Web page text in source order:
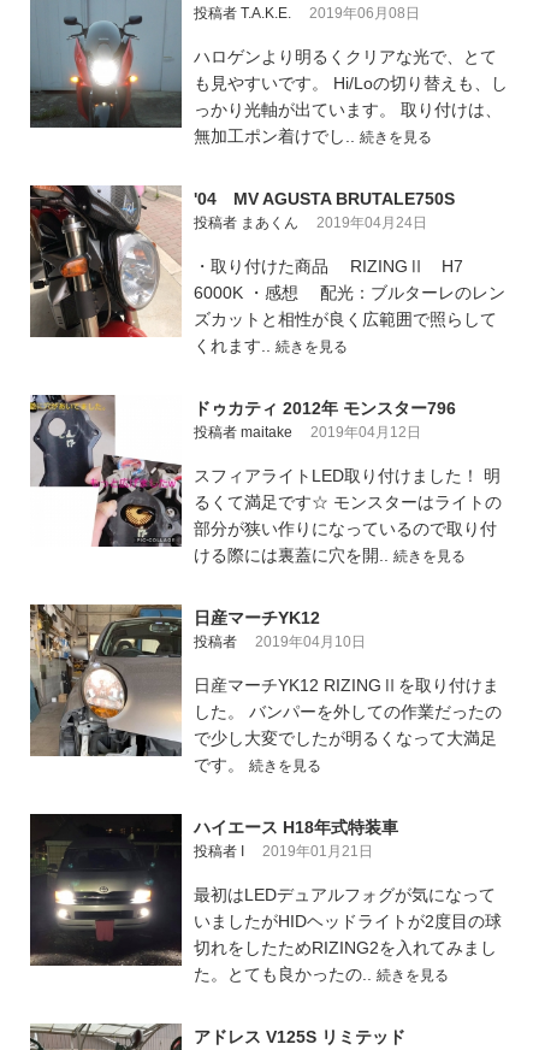
投稿者 T.A.K.E. 2019年06月08日
ハロゲンより明るくクリアな光で、とて
も見やすいです。 Hi/Loの切り替えも、し
っかり光軸が出ています。 取り付けは、
無加工ポン着けでし.. 続きを見る
'04 MV AGUSTA BRUTALE750S
投稿者 まあくん 2019年04月24日
・取り付けた商品 RIZINGⅡ H7
6000K ・感想 配光：ブルターレのレン
ズカットと相性が良く広範囲で照らして
くれます.. 続きを見る
ドゥカティ 2012年 モンスター796
投稿者 maitake 2019年04月12日
スフィアライトLED取り付けました！ 明
るくて満足です☆ モンスターはライトの
部分が狭い作りになっているので取り付
ける際には裏蓋に穴を開.. 続きを見る
日産マーチYK12
投稿者 2019年04月10日
日産マーチYK12 RIZINGⅡを取り付けま
した。 バンパーを外しての作業だったの
で少し大変でしたが明るくなって大満足
です。 続きを見る
ハイエース H18年式特装車
投稿者 I 2019年01月21日
最初はLEDデュアルフォグが気になって
いましたがHIDヘッドライトが2度目の球
切れをしたためRIZING2を入れてみまし
た。とても良かったの.. 続きを見る
アドレス V125S リミテッド